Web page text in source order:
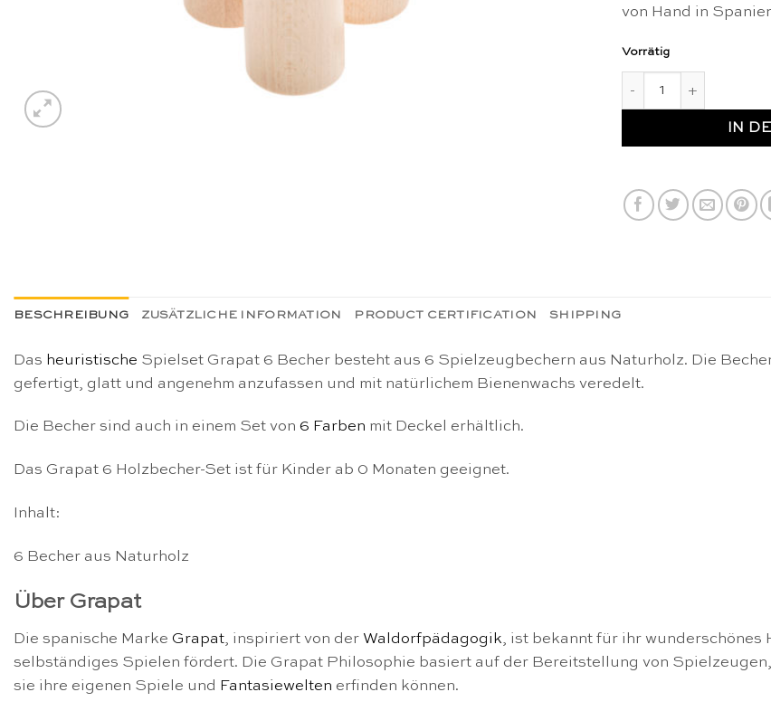
von Hand in
Vorrätig
IN
BESCHREIBUNG ZUSÄTZLICHE INFORMATION PRODUCT CERTIFICATION SHIPPING
Das heuristische Spielset Grapat 6 Becher besteht aus 6 Spielzeugbechern aus Naturholz. Die
gefertigt, glatt und angenehm anzufassen und mit natürlichem Bienenwachs veredelt.
Die Becher sind auch in einem Set von 6 Farben mit Deckel erhältlich.
Das Grapat 6 Holzbecher-Set ist für Kinder ab 0 Monaten geeignet.
Inhalt:
6 Becher aus Naturholz
Über Grapat
Die spanische Marke Grapat, inspiriert von der Waldorfpädagogik, ist bekannt für ihr wunderschönes
selbständiges Spielen fördert. Die Grapat Philosophie basiert auf der Bereitstellung von
sie ihre eigenen Spiele und Fantasiewelten erfinden können.